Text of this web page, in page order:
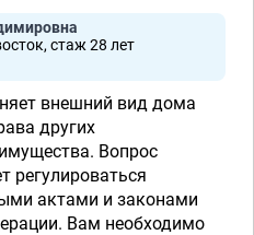
стаж 28 лет
внешний вид дома
других
Вопрос
регулироваться
актами и законами
Вам необходимо